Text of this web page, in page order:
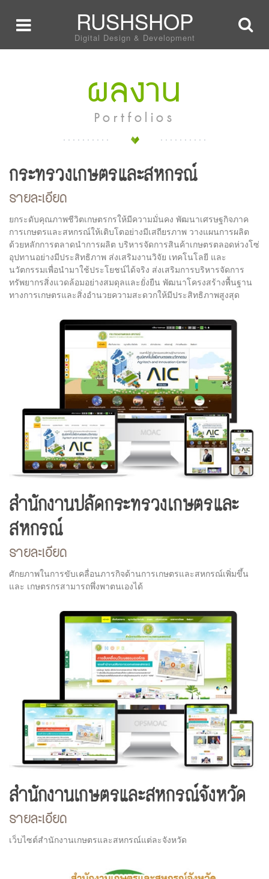
RUSHSHOP
Digital Design & Development
ผลงาน
Portfolios
กระทรวงเกษตรและสหกรณ์
รายละเอียด
ยกระดับคุณภาพชีวิตเกษตรกรให้มีความมั่นคง พัฒนาเศรษฐกิจภาค
การเกษตรและสหกรณ์ให้เติบโตอย่างมีเสถียรภาพ วางแผนการผลิต
ด้วยหลักการตลาดนำการผลิต บริหารจัดการสินค้าเกษตรตลอดห่วงโซ่
อุปทานอย่างมีประสิทธิภาพ ส่งเสริมงานวิจัย เทคโนโลยี และ
นวัตกรรมเพื่อนำมาใช้ประโยชน์ได้จริง ส่งเสริมการบริหารจัดการ
ทรัพยากรสิ่งแวดล้อมอย่างสมดุลและยั่งยืน พัฒนาโครงสร้างพื้นฐาน
ทางการเกษตรและสิ่งอำนวยความสะดวกให้มีประสิทธิภาพสูงสุด
สำนักงานปลัดกระทรวงเกษตรและ
สหกรณ์
รายละเอียด
ศักยภาพในการขับเคลื่อนภารกิจด้านการเกษตรและสหกรณ์เพิ่มขึ้น
และ เกษตรกรสามารถพึ่งพาตนเองได้
สำนักงานเกษตรและสหกรณ์จังหวัด
รายละเอียด
เว็บไซต์สำนักงานเกษตรและสหกรณ์แต่ละจังหวัด